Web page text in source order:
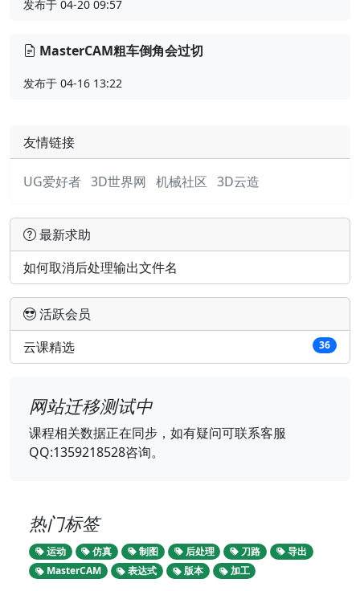
发布于 04-20 09:57
MasterCAM粗车倒角会过切
发布于 04-16 13:22
友情链接
UG爱好者 3D世界网 机械社区 3D云造
最新求助
如何取消后处理输出文件名
活跃会员
云课精选
36
网站迁移测试中
课程相关数据正在同步，如有疑问可联系客服
QQ:1359218528咨询。
热门标签
运动 仿真 制图 后处理 刀路
导出
MasterCAM
表达式 版本 加工